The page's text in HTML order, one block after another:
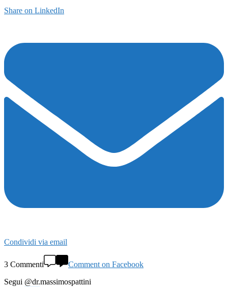
Share on LinkedIn
Condividi via email
3 Commenti
Comment on Facebook
Segui @dr.massimospattini